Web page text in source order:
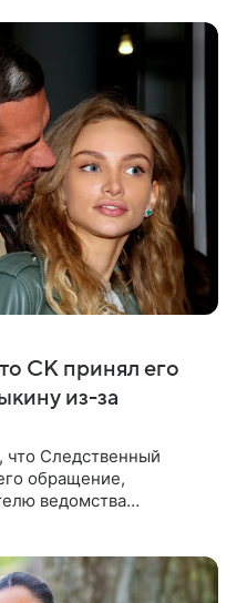
СК принял его
из-за
Следственный
обращение,
ведомства